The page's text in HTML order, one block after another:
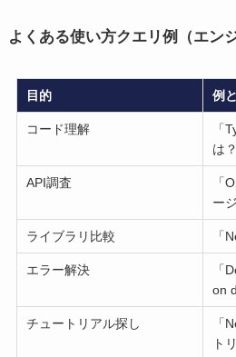
よくある使い方クエリ例（エン
目的 例
コード理解
「
は？
API調査
「
ー
ライブラリ比較 「
エラー解決
「
on
チュートリアル探し
「
ト